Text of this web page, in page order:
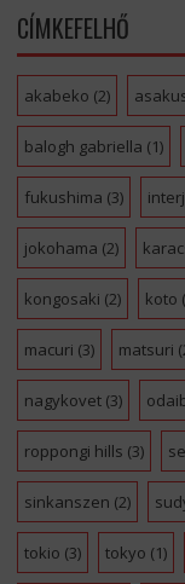
CÍMKEFELHŐ
akabeko (2)
balogh gabriella (1)
fukushima (3)
jokohama (2)
kongosaki (2) koto
macuri (3) matsuri
nagykovet(3)
roppongi hills (3)
sinkanszen (2)
tokio (3) tokyo (1)